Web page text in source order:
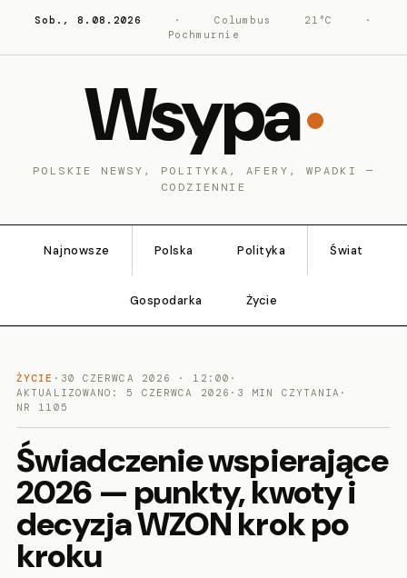
Sob., 8.08.2026 · Columbus 21°C
·
Pochmurnie
Wsypa
POLSKIE NEWSY, POLITYKA, AFERY, WPADKI —
CODZIENNIE
Najnowsze Polska Polityka Świat
Gospodarka Życie
ŻYCIE · 30 CZERWCA 2026 · 12:00 ·
AKTUALIZOWANO: 5 CZERWCA 2026 · 3 MIN CZYTANIA ·
NR 1105
Świadczenie wspierające
2026 — punkty, kwoty i
decyzja WZON krok po
kroku